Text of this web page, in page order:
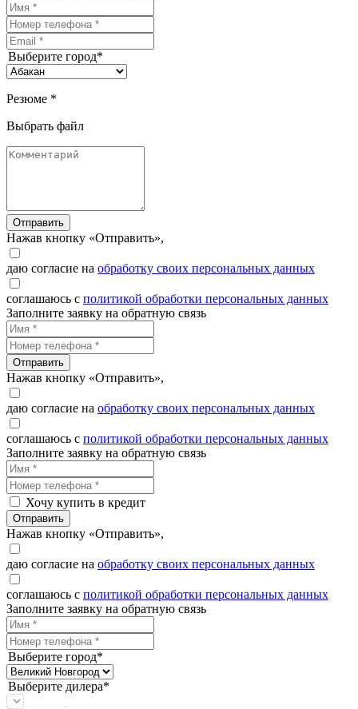
Выберите город*
Резюме *
Выбрать файл
Отправить
Нажав кнопку «Отправить»,
даю согласие на обработку своих персональных данных
соглашаюсь с политикой обработки персональных данных
Заполните заявку на обратную связь
Отправить
Нажав кнопку «Отправить»,
даю согласие на обработку своих персональных данных
соглашаюсь с политикой обработки персональных данных
Заполните заявку на обратную связь
Хочу купить в кредит
Отправить
Нажав кнопку «Отправить»,
даю согласие на обработку своих персональных данных
соглашаюсь с политикой обработки персональных данных
Заполните заявку на обратную связь
Выберите город*
Выберите дилера*